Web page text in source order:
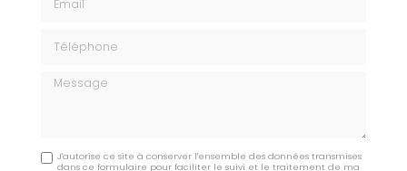
Message
J'autorise ce site à conserver l'ensemble des données transmises
dans ce formulaire pour faciliter le suivi et le traitement de ma